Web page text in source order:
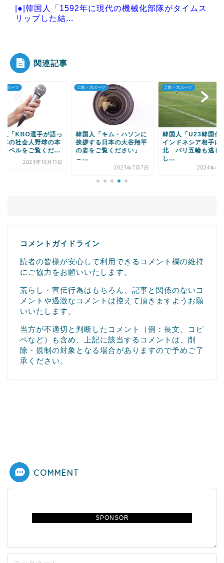
SPONSOR
|●|韓国人「1592年に現代の機械化部隊がタイムス
リップした結...
Powered by livedoor 相互RSS
関連記事
スポーツ
人「キム・ハソンに
する日本の大谷翔平
をご覧ください」
芸能・スポーツ
韓国人「U23韓国代表、
インドネシア相手に敗
北 パリ五輪も逃して
し...
2024年4月26日
芸能・スポーツ
韓国人「日本の女優
さとみが妊娠を発表
→「」
コメントガイドライン
読者の皆様が安心して利用できるコメント欄の維持
にご協力をお願いいたします。
荒らし・宣伝行為はもちろん、記事と関係のないコ
メントや過激なコメントは控えて頂きますようお願
いいたします。
当方が不適切と判断したコメント（例：長文、コピ
ペなど）も含め、上記に該当するコメントは、削
除・規制の対象となる場合がありますので予めご了
承ください。
COMMENT